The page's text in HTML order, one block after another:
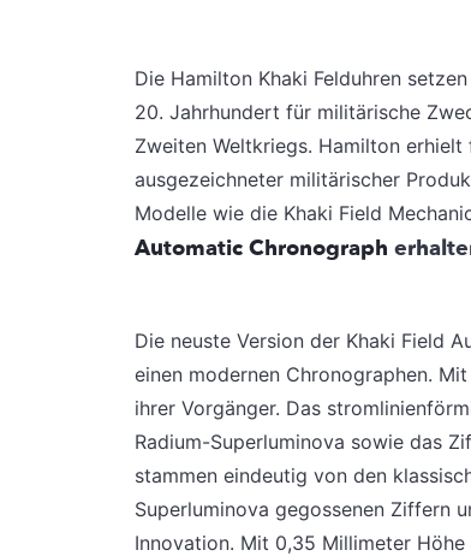
Die Hamilton Khaki Felduhren
20. Jahrhundert für militärische
Zweiten Weltkriegs. Hamilton
ausgezeichneter militärischer
Modelle wie die Khaki Field
Automatic Chronograph
Die neuste Version der Khaki Field
einen modernen Chronographen.
ihrer Vorgänger. Das
Radium-Superluminova sowie das
stammen eindeutig von den
Superluminova gegossenen Ziffern
Innovation. Mit 0,35 Millimeter